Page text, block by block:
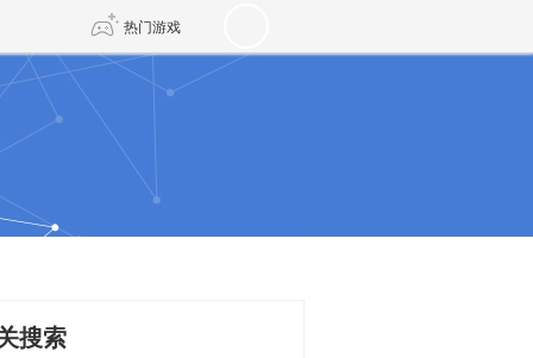
热门游戏
剑网3旗舰版
搜索